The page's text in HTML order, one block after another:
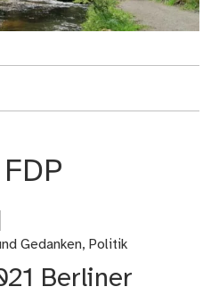
FDP
Gedanken, Politik
Berliner